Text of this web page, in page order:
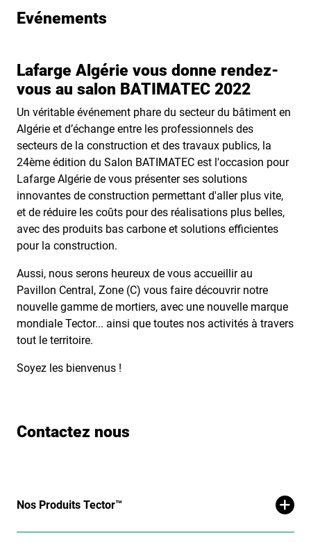
Evénements
Lafarge Algérie vous donne rendez-
vous au salon BATIMATEC 2022
Un véritable événement phare du secteur du bâtiment en
Algérie et d’échange entre les professionnels des
secteurs de la construction et des travaux publics, la
24ème édition du Salon BATIMATEC est l'occasion pour
Lafarge Algérie de vous présenter ses solutions
innovantes de construction permettant d'aller plus vite,
et de réduire les coûts pour des réalisations plus belles,
avec des produits bas carbone et solutions efficientes
pour la construction.
Aussi, nous serons heureux de vous accueillir au
Pavillon Central, Zone (C) vous faire découvrir notre
nouvelle gamme de mortiers, avec une nouvelle marque
mondiale Tector... ainsi que toutes nos activités à travers
tout le territoire.
Soyez les bienvenus !
Contactez nous
Nos Produits Tector™